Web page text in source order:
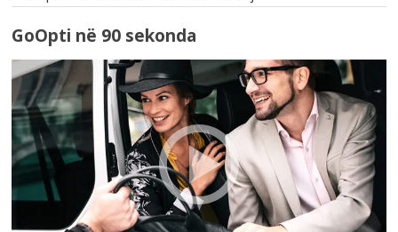
GoOpti në 90 sekonda